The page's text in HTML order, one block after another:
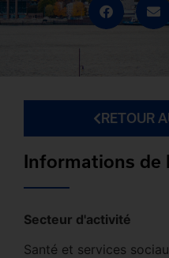
RETOUR
Informations de
Secteur d'activité
Santé et services